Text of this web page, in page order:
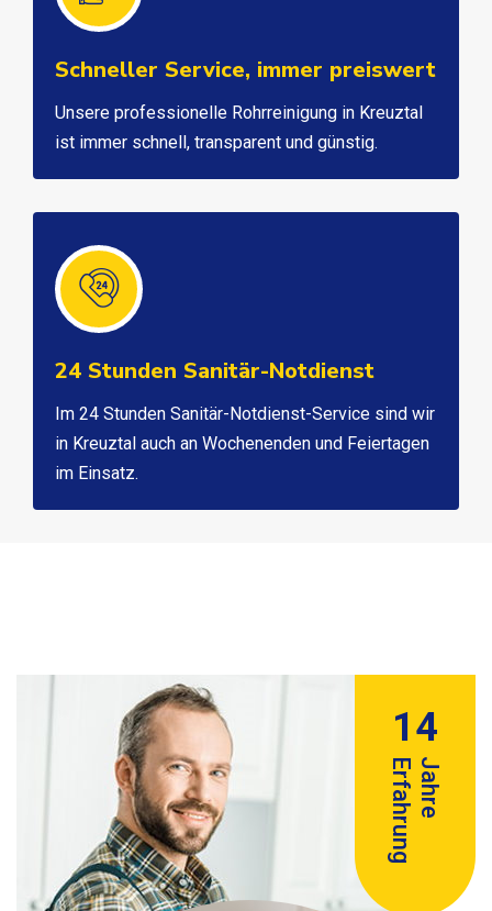
Schneller Service, immer preiswert
Unsere professionelle Rohrreinigung in Kreuztal
ist immer schnell, transparent und günstig.
24 Stunden Sanitär-Notdienst
Im 24 Stunden Sanitär-Notdienst-Service sind wir
in Kreuztal auch an Wochenenden und Feiertagen
im Einsatz.
14
Jahre
Erfahrung